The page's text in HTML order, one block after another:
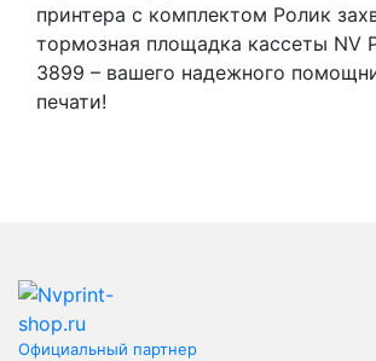
принтера с комплектом Ролик
тормозная площадка кассеты NV
3899 – вашего надежного
печати!
Официальный партнер